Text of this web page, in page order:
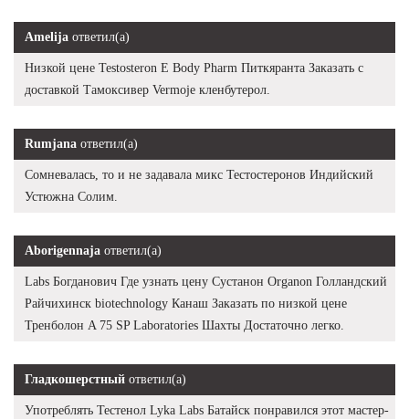
Amelija ответил(а)
Низкой цене Testosteron E Body Pharm Питкяранта Заказать с
доставкой Тамоксивер Vermoje кленбутерол.
Rumjana ответил(а)
Сомневалась, то и не задавала микс Тестостеронов Индийский
Устюжна Солим.
Aborigennaja ответил(а)
Labs Богданович Где узнать цену Сустанон Organon Голландский
Райчихинск biotechnology Канаш Заказать по низкой цене
Тренболон A 75 SP Laboratories Шахты Достаточно легко.
Гладкошерстный ответил(а)
Употреблять Тестенол Lyka Labs Батайск понравился этот мастер-